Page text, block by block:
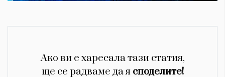
Ако ви е харесала тази статия,
ще се радваме да я споделите!